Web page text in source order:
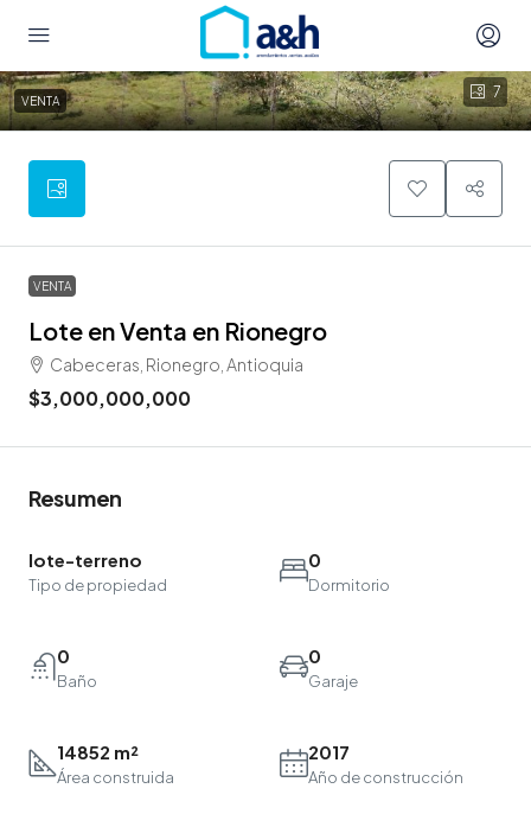
7
VENTA
VENTA
Lote en Venta en Rionegro
Cabeceras, Rionegro, Antioquia
$3,000,000,000
Resumen
lote-terreno
Tipo de propiedad
0
Dormitorio
0
Baño
0
Garaje
14852 m²
Área construida
2017
Año de construcción